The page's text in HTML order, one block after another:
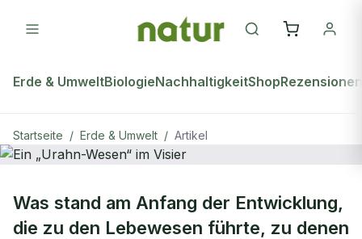
Erde & UmweltBiologieNachhaltigkeitShopRezensionen
Startseite / Erde & Umwelt / Artikel
Ein „Urahn-Wesen“ im Visier
Was stand am Anfang der Entwicklung,
die zu den Lebewesen führte, zu denen